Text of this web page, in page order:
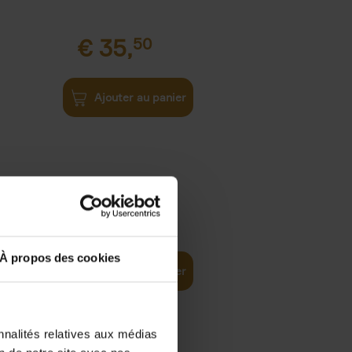
À propos des cookies
relatives aux médias
€ 35,50
Ajouter au panier
37,50
Ajouter au panier